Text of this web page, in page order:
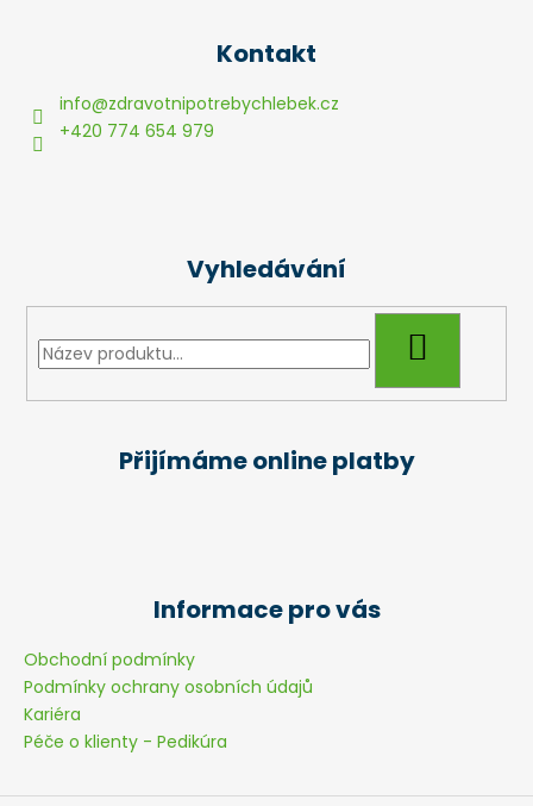
Kontakt
info@zdravotnipotrebychlebek.cz
+420 774 654 979
Vyhledávání
Přijímáme online platby
Informace pro vás
Obchodní podmínky
Podmínky ochrany osobních údajů
Kariéra
Péče o klienty - Pedikúra